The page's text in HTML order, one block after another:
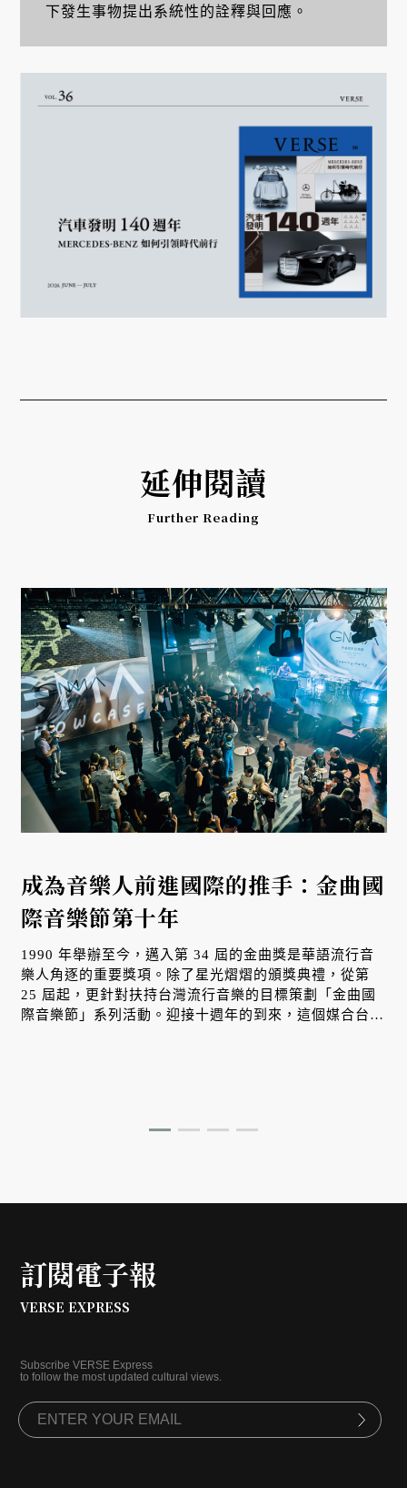
下發生事物提出系統性的詮釋與回應。
延伸閱讀
Further Reading
成為音樂人前進國際的推手：金曲國
際音樂節第十年
1990 年舉辦至今，邁入第 34 屆的金曲獎是華語流行音
樂人角逐的重要獎項。除了星光熠熠的頒獎典禮，從第
25 屆起，更針對扶持台灣流行音樂的目標策劃「金曲國
際音樂節」系列活動。迎接十週年的到來，這個媒合台灣
訂閱電子報
VERSE EXPRESS
Subscribe VERSE Express
to follow the most updated cultural views.